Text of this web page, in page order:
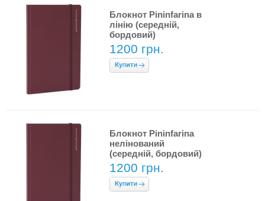
Блокнот Pininfarina в
лінію (середній,
бордовий)
1200 грн.
Блокнот Pininfarina
нелінований
(середній, бордовий)
1200 грн.